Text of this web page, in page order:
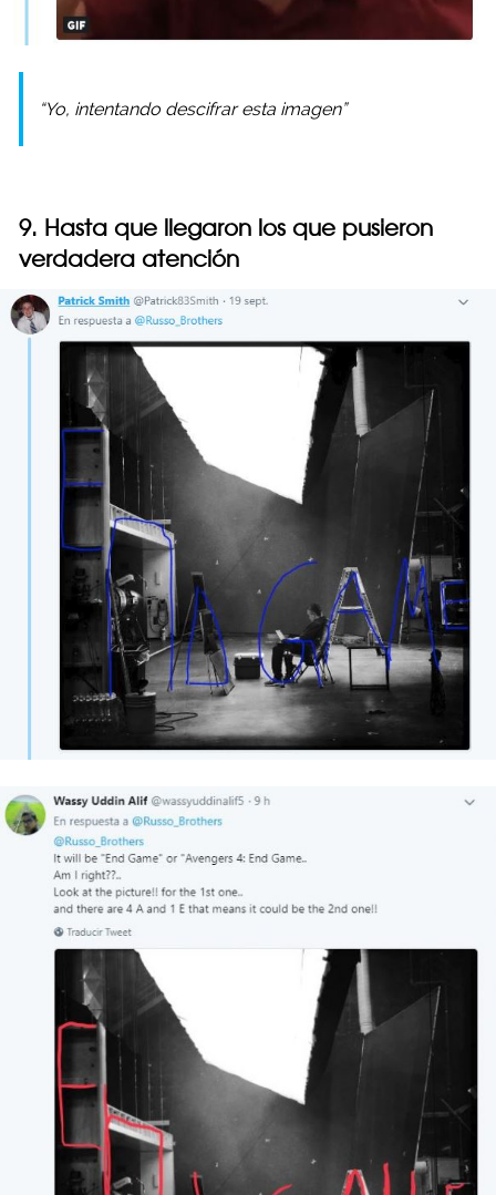
“Yo, intentando descifrar esta imagen”
9. Hasta que llegaron los que pusieron
verdadera atención